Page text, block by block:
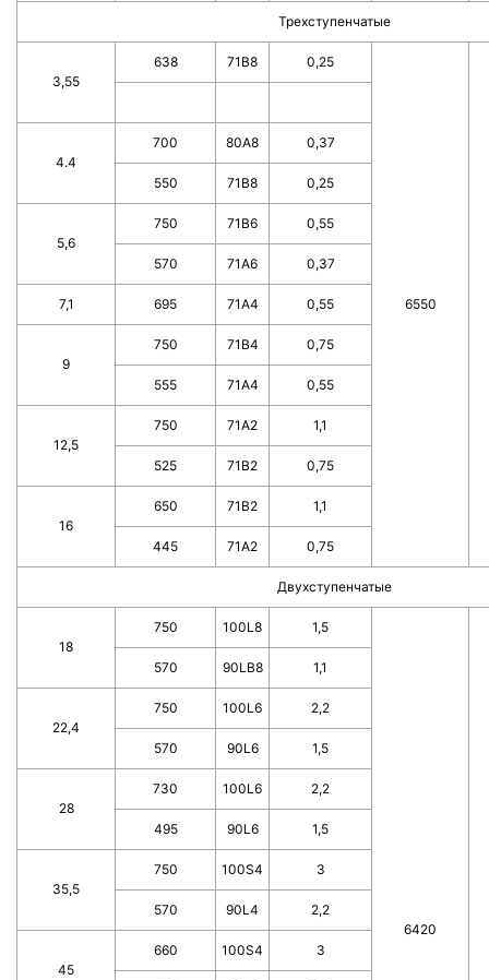
Трехступенчатые
3,55
638 71B8 0,25
6550
4.4
700 80A8 0,37
550 71B8 0,25
5,6
750 71B6 0,55
570 71A6 0,37
7,1 695 71A4 0,55
9
750 71B4 0,75
555 71A4 0,55
12,5
750 71A2 1,1
525 71B2 0,75
16
650 71B2 1,1
445 71A2 0,75
Двухступенчатые
18
750 100L8 1,5
6420
570 90LB8 1,1
22,4
750 100L6 2,2
570 90L6 1,5
28
730 100L6 2,2
495 90L6 1,5
35,5
750 100S4 3
570 90L4 2,2
45
660 100S4 3